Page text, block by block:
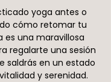
yoga antes o
cómo retomar tu
es una maravillosa
regalarte una sesión
saldrás en un estado
y serenidad.